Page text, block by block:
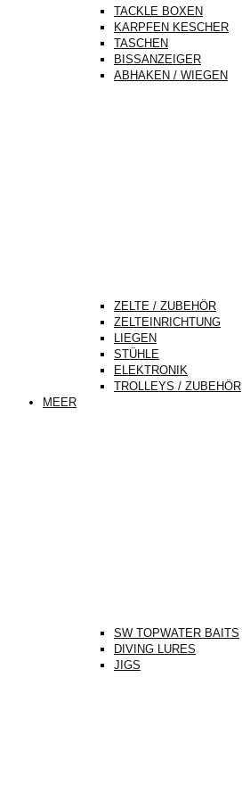
TACKLE BOXEN
KARPFEN KESCHER
TASCHEN
BISSANZEIGER
ABHAKEN / WIEGEN
ZELTE / ZUBEHÖR
ZELTEINRICHTUNG
LIEGEN
STÜHLE
ELEKTRONIK
TROLLEYS / ZUBEHÖR
MEER
SW TOPWATER BAITS
DIVING LURES
JIGS